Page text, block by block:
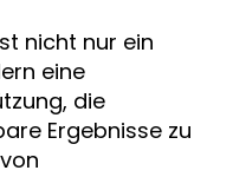
nicht nur ein
eine
die
Ergebnisse zu